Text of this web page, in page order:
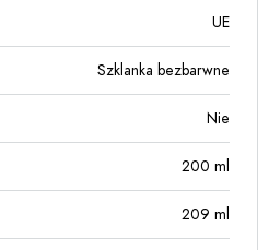
UE
Szklanka bezbarwne
Nie
200 ml
209 ml